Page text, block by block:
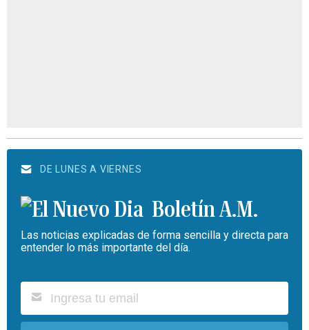
DE LUNES A VIERNES
Boletín A.M.
Las noticias explicadas de forma sencilla y directa para
entender lo más importante del día.